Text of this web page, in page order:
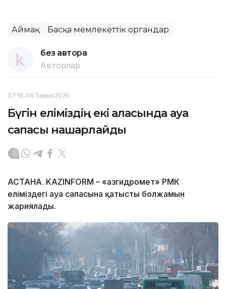
Аймақ Басқа мемлекеттік органдар
без автора
Авторлар
07:16, 06 Тамыз 2026
Бүгін еліміздің екі қаласында ауа
сапасы нашарлайды
АСТАНА. KAZINFORM – «Қазгидромет» РМК
еліміздегі ауа сапасына қатысты болжамын
жариялады.